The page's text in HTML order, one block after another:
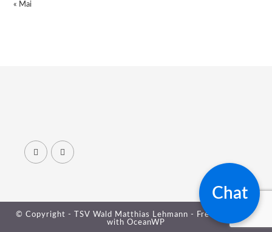
Chat
« Mai
© Copyright - TSV Wald Matthias Lehmann - Free your mind
with OceanWP